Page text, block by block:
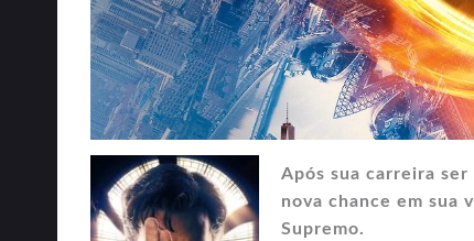
Após sua carreira
nova chance em sua
Supremo.